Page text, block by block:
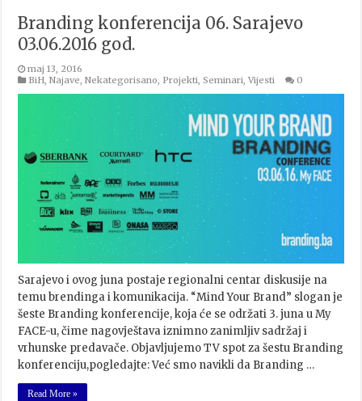
Branding konferencija 06. Sarajevo
03.06.2016 god.
maj 13, 2016
BiH,Najave,Nekategorisano, Projekti,Seminari,Vijesti 0
Sarajevo i ovog juna postaje regionalni centar diskusije na
temu brendinga i komunikacija. “Mind Your Brand” slogan je
šeste Branding konferencije, koja će se održati 3. juna u My
FACE-u, čime nagovještava iznimno zanimljiv sadržaj i
vrhunske predavače. Objavljujemo TV spot za šestu Branding
konferenciju,pogledajte: Već smo navikli da Branding …
Read More »